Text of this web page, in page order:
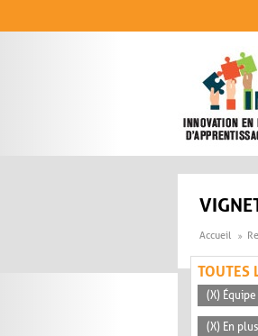
Accueil
TOUTES
(X) Équipe
(X) En